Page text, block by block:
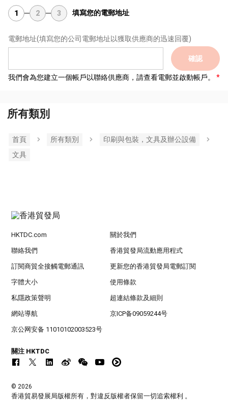
1 2 3 填寫您的電郵地址
電郵地址(填寫您的公司電郵地址以獲取供應商的迅速回覆)
確認
我們會為您建立一個帳戶以聯絡供應商，請查看電郵並啟動帳戶。
所有類別
首頁 所有類別
印刷與包裝，文具及辦公設備
文具
HKTDC.com 關於我們
聯絡我們 香港貿發局流動應用程式
訂閱商貿全接觸電郵通訊 更新您的香港貿發局電郵訂閱
字體大小 使用條款
私隱政策聲明 超連結條款及細則
網站導航 京ICP备09059244号
京公网安备 11010102003523号
關注 HKTDC
© 2026
香港貿易發展局版權所有，對違反版權者保留一切追索權利 。